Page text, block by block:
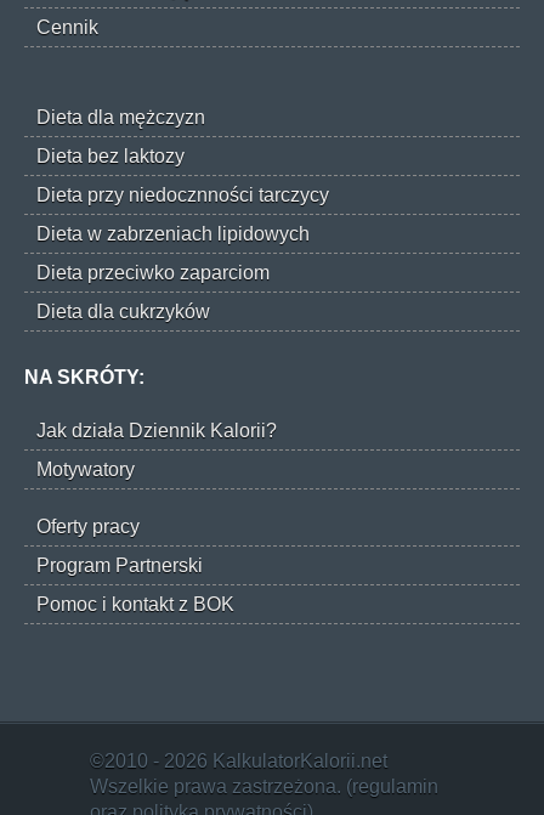
Cennik
Dieta dla mężczyzn
Dieta bez laktozy
Dieta przy niedocznności tarczycy
Dieta w zabrzeniach lipidowych
Dieta przeciwko zaparciom
Dieta dla cukrzyków
NA SKRÓTY:
Jak działa Dziennik Kalorii?
Motywatory
Oferty pracy
Program Partnerski
Pomoc i kontakt z BOK
©2010 - 2026 KalkulatorKalorii.net
Wszelkie prawa zastrzeżona. (regulamin